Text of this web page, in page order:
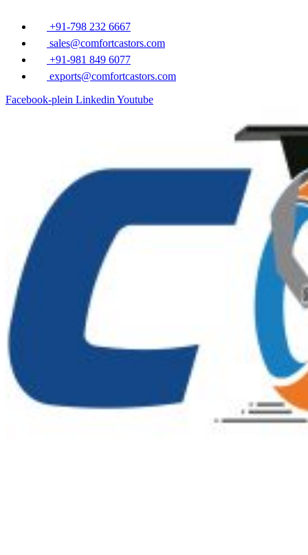
naar
+91-798 232 6667
sales@comfortcastors.com
+91-981 849 6077
exports@comfortcastors.com
Facebook-plein Linkedin Youtube